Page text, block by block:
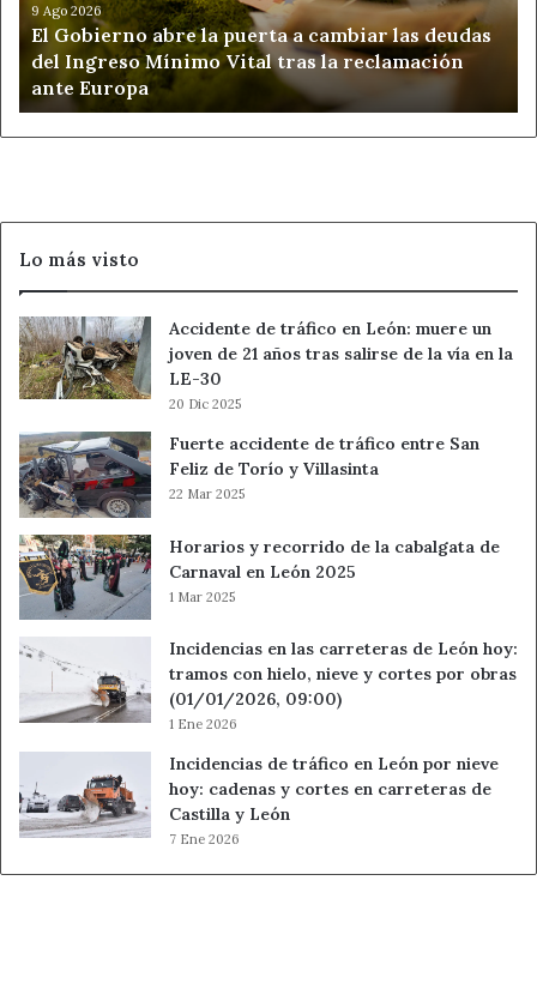
cambiar
las
deudas
del
Ingreso
Mínimo
ante
Europa
9 Ago 2026
El Gobierno abre la puerta a cambiar las deudas
del Ingreso Mínimo Vital tras la reclamación
ante Europa
Lo más visto
Accidente de tráfico en León: muere un
joven de 21 años tras salirse de la vía en la
LE-30
20 Dic 2025
Fuerte accidente de tráfico entre San
Feliz de Torío y Villasinta
22 Mar 2025
Horarios y recorrido de la cabalgata de
Carnaval en León 2025
1 Mar 2025
Incidencias en las carreteras de León hoy:
tramos con hielo, nieve y cortes por obras
(01/01/2026, 09:00)
1 Ene 2026
Incidencias de tráfico en León por nieve
hoy: cadenas y cortes en carreteras de
Castilla y León
7 Ene 2026